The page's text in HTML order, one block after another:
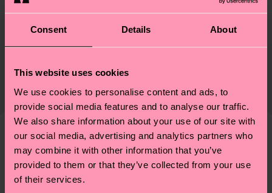
Consent Details About
This website uses cookies
We use cookies to personalise content and ads, to
provide social media features and to analyse our traffic.
We also share information about your use of our site with
our social media, advertising and analytics partners who
may combine it with other information that you’ve
provided to them or that they’ve collected from your use
of their services.
86% Coton, 12% Polyamide, 2% Elastane
Durabilité
Le développement durable ne se résume pas à la
éthique, de réduire les émissions, d'entretenir
correctement ses chaussettes, et BIEN PLUS
ENCORE ! Pour plus d'informations, ainsi que des
conseils et astuces, rendez-vous sur notre page
Développement durable
Livraison et retour
Le délai de livraison prévu vers la France à compter
de la date d'expédition est de3 à 6 jours
ouvrables. Veuillez garder à l'esprit qu'il s'agit
d'une estimation et que le délai de livraison exact
dépend de vos services postaux locaux.
Vous avez des questions sur les retours ? Visitez
notre pageRetour
Nous pensons que vous aimerezModèles similaires